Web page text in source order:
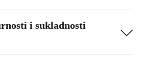
i sukladnosti